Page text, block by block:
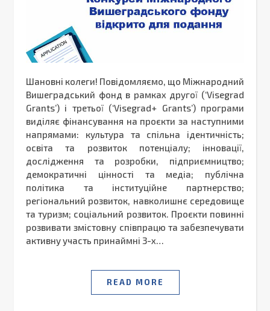
Шановні колеги! Повідомляємо, що Міжнародний
Вишеградський фонд в рамках другої (‘Visegrad
Grants’) і третьої (‘Visegrad+ Grants’) програми
виділяє фінансування на проєкти за наступними
напрямами: культура та спільна ідентичність;
освіта та розвиток потенціалу; інновації,
дослідження та розробки, підприємництво;
демократичні цінності та медіа; публічна
політика та інституційне партнерство;
регіональний розвиток, навколишнє середовище
та туризм; соціальний розвиток. Проєкти повинні
розвивати змістовну співпрацю та забезпечувати
активну участь принаймні 3-х…
READ MORE